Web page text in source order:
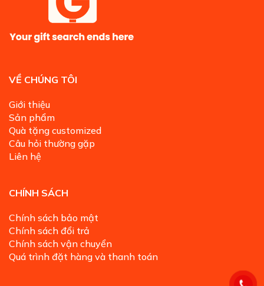
VỀ CHÚNG TÔI
Giới thiệu
Sản phẩm
Quà tặng customized
Câu hỏi thường gặp
Liên hệ
CHÍNH SÁCH
Chính sách bảo mật
Chính sách đổi trả
Chính sách vận chuyển
Quá trình đặt hàng và thanh toán